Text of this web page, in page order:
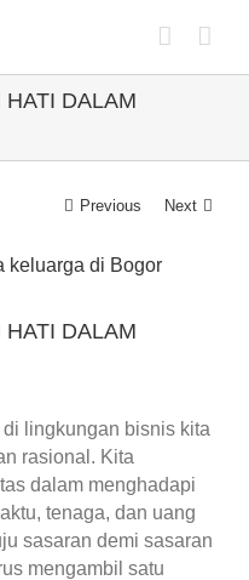
DALAM
Previous Next
DALAM
lingkungan bisnis kita
rasional. Kita
dalam menghadapi
tenaga, dan uang
sasaran demi sasaran
mengambil satu